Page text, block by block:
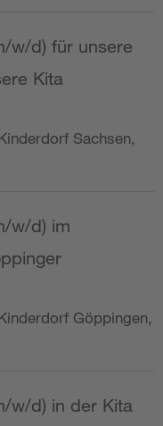
w/d) für unsere
Kita
Sachsen,
w/d) im
Göppingen,
w/d) in der Kita